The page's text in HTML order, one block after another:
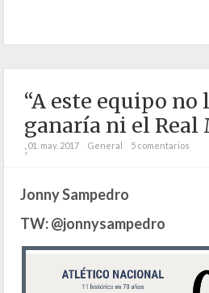
“A este equipo no
ganaría ni el Real
;01. may. 2017 General 5 comentarios
Jonny Sampedro
TW: @jonnysampedro